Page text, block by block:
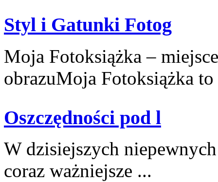
Styl i Gatunki Fotog
Moja Fotoksiążka –
obrazuMoja Fotoksiążka to
Oszczędności pod l
W⁢ dzisiejszych niepewnych
coraz ważniejsze⁤ ...